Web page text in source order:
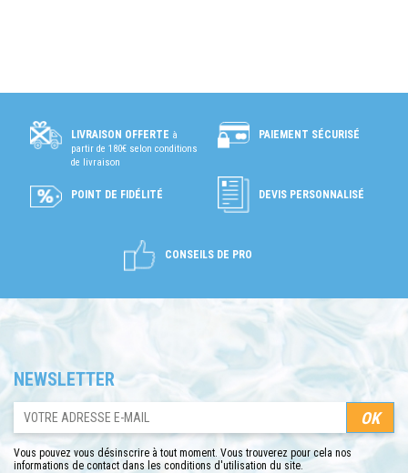
LIVRAISON OFFERTE à
partir de 180€ selon conditions
de livraison
PAIEMENT SÉCURISÉ
POINT DE FIDÉLITÉ DEVIS PERSONNALISÉ
CONSEILS DE PRO
NEWSLETTER
Vous pouvez vous désinscrire à tout moment. Vous trouverez pour cela nos
informations de contact dans les conditions d'utilisation du site.